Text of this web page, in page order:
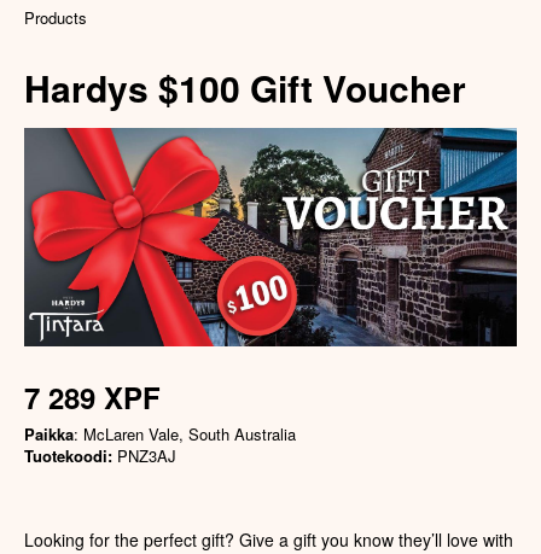
Products
Hardys $100 Gift Voucher
7 289 XPF
Paikka: McLaren Vale, South Australia
Tuotekoodi: PNZ3AJ
Looking for the perfect gift? Give a gift you know they’ll love with